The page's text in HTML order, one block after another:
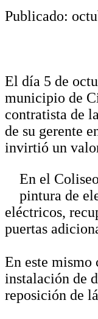
Publicado:
El día 5 de
municipio de
contratista de
de su gerente
invirtió un
En el
pintura de
eléctricos,
puertas
En este mismo
instalación de
reposición de